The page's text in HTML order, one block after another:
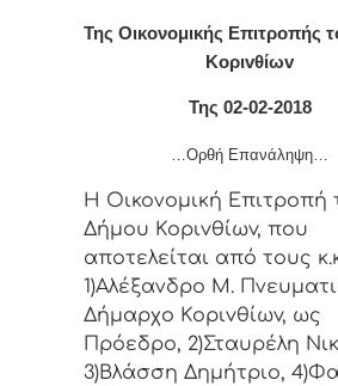
Της Οικονομικής Επιτρoπής
Κoριvθίωv
Της 02-02-2018
…Ορθή Επανάληψη…
Η Οικονομική Επιτρoπή
Δήμoυ Κoριvθίωv, πoυ
απoτελείται από τoυς
1)Αλέξανδρο Μ.
Δήμαρχo Κoριvθίωv, ως
Πρόεδρo, 2)Σταυρέλη
3)Βλάσση Δημήτριο,